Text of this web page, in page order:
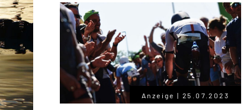
Anzeige | 25.07.2023